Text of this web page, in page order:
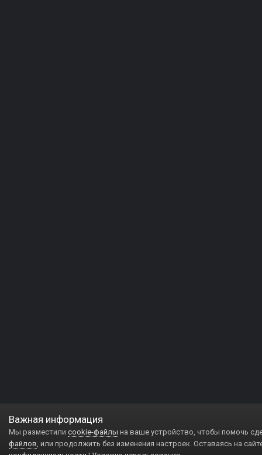
Важная информация
Мы разместили cookie-файлы на ваше устройство, чтобы помочь
файлов, или продолжить без изменения настроек. Оставаясь на